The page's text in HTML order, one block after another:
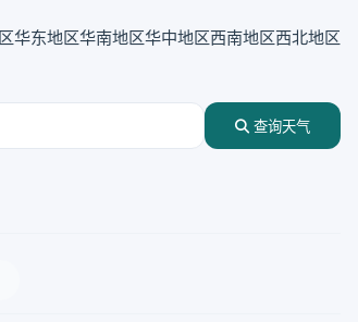
华东地区华南地区华中地区西南地区西北地区
查询天气